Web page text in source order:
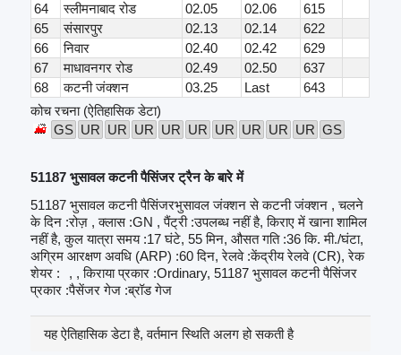
64
स्लीमनाबाद रोड 02.05 02.06
615
65
संसारपुर 02.13 02.14
622
66
निवार 02.40 02.42
629
67
माधावनगर रोड 02.49 02.50
637
68
कटनी जंक्शन 03.25 Last
643
कोच रचना (ऐतिहासिक डेटा)
GS UR UR UR UR UR UR UR UR UR GS
51187 भुसावल कटनी पैसिंजर ट्रैन के बारे में
51187 भुसावल कटनी पैसिंजरभुसावल जंक्शन से कटनी जंक्शन , चलने
के दिन :रोज़ , क्लास :GN , पैंट्री :उपलब्ध नहीं है, किराए में खाना शामिल
नहीं है, कुल यात्रा समय :17 घंटे, 55 मिन, औसत गति :36 कि. मी./घंटा,
अग्रिम आरक्षण अवधि (ARP) :60 दिन, रेलवे :केंद्रीय रेलवे (CR), रेक
शेयर :
, , किराया प्रकार :Ordinary, 51187 भुसावल कटनी पैसिंजर
प्रकार :पैसेंजर गेज :ब्रॉड गेज
यह ऐतिहासिक डेटा है, वर्तमान स्थिति अलग हो सकती है